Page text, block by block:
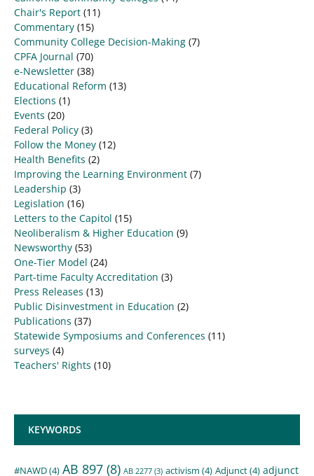
Chair's Report (11)
Commentary (15)
Community College Decision-Making (7)
CPFA Journal (70)
e-Newsletter (38)
Educational Reform (13)
Elections (1)
Events (20)
Federal Policy (3)
Follow the Money (12)
Health Benefits (2)
Improving the Learning Environment (7)
Leadership (3)
Legislation (16)
Letters to the Capitol (15)
Neoliberalism & Higher Education (9)
Newsworthy (53)
One-Tier Model (24)
Part-time Faculty Accreditation (3)
Press Releases (13)
Public Disinvestment in Education (2)
Publications (37)
Statewide Symposiums and Conferences (11)
surveys (4)
Teachers' Rights (10)
KEYWORDS
#NAWD(4) AB 897 (8) AB 2277 (3) activism (4) Adjunct(4) adjunct